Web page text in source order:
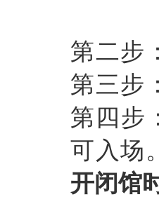
第二步
第三步
第四步
可入场。
开闭馆